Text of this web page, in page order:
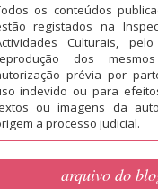
os conteúdos
registados na
Culturais,
dos
prévia por
indevido ou para
ou imagens da
a processo judicial.
arquivo do